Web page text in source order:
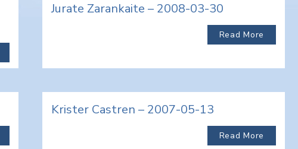
Jurate Zarankaite – 2008-03-30
Read More
Krister Castren – 2007-05-13
Read More